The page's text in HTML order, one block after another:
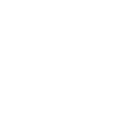
anmodning. Du kan konfigurere
anmodningstyper.
IP eller website